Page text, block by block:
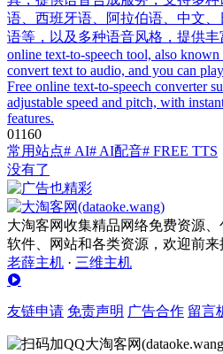
语、西班牙语、阿拉伯语、中文
语等，以及多种语音风格，提供丰
online text-to-speech tool, also known
convert text to audio, and you can
Free online text-to-speech converter
adjustable speed and pitch, with
features.
01160
常用站点# AI# AI配音# FREE TTS
没有了
大淘客网收集精品网络免费资源、
软件、网站和各类资源，欢迎前来
老薛主机 · 三维主机
友链申请 免责声明 广告合作 留言